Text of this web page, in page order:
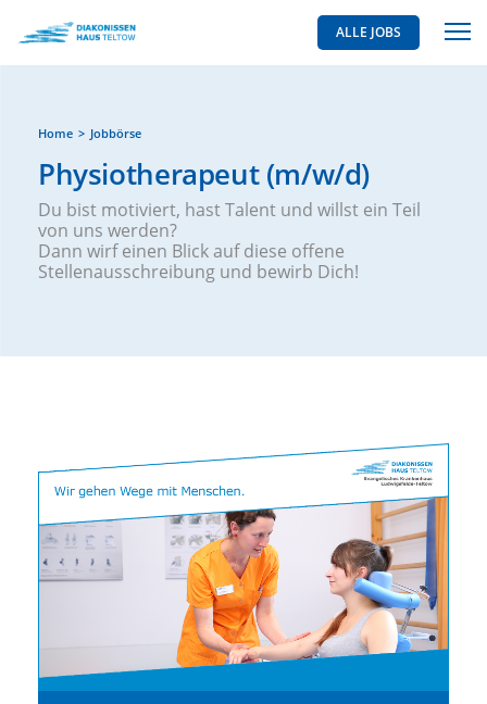
ALLE JOBS
Home Jobbörse
Physiotherapeut (m/w/d)
Du bist motiviert, hast Talent und willst ein Teil
von uns werden?
Dann wirf einen Blick auf diese offene
Stellenausschreibung und bewirb Dich!